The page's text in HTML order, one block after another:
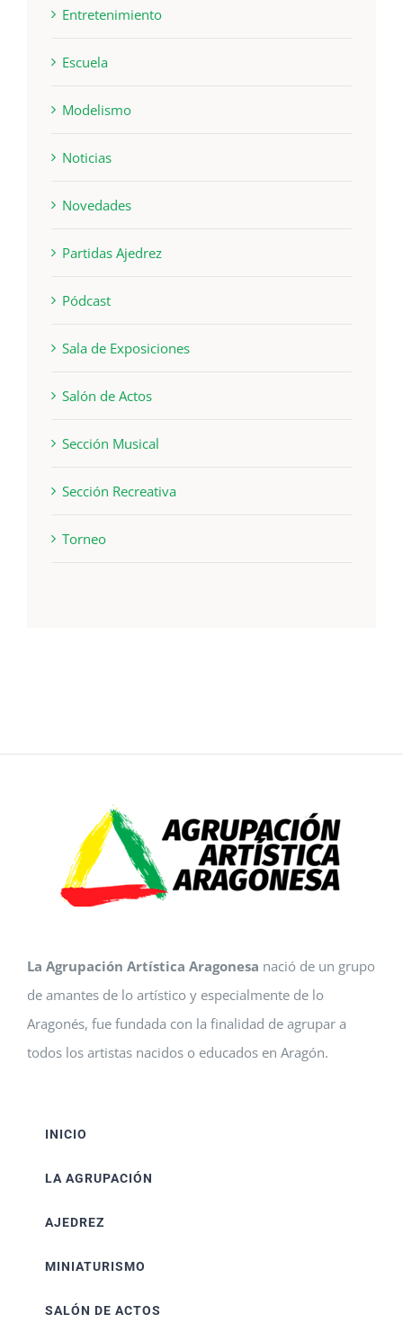
Entretenimiento
Escuela
Modelismo
Noticias
Novedades
Partidas Ajedrez
Pódcast
Sala de Exposiciones
Salón de Actos
Sección Musical
Sección Recreativa
Torneo
La Agrupación Artística Aragonesa nació de un grupo
de amantes de lo artístico y especialmente de lo
Aragonés, fue fundada con la finalidad de agrupar a
todos los artistas nacidos o educados en Aragón.
INICIO
LA AGRUPACIÓN
AJEDREZ
MINIATURISMO
SALÓN DE ACTOS